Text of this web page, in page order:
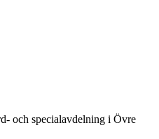
och specialavdelning i Övre